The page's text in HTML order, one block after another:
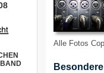
Alle Fotos